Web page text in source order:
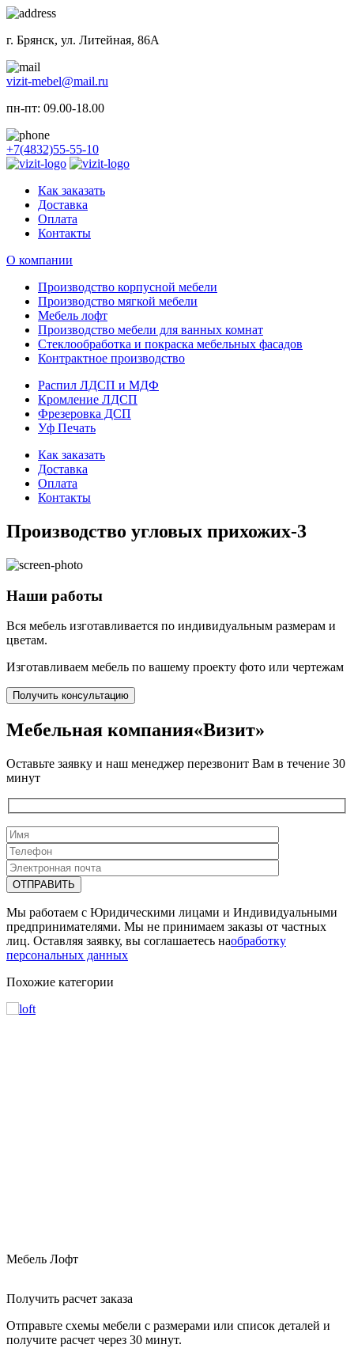
г. Брянск, ул. Литейная, 86А
vizit-mebel@mail.ru
пн-пт: 09.00-18.00
+7(4832)55-55-10
Как заказать
Доставка
Оплата
Контакты
О компании
Производство корпусной мебели
Производство мягкой мебели
Мебель лофт
Производство мебели для ванных комнат
Стеклообработка и покраска мебельных фасадов
Контрактное производство
Распил ЛДСП и МДФ
Кромление ЛДСП
Фрезеровка ДСП
Уф Печать
Как заказать
Доставка
Оплата
Контакты
Производство угловых прихожих-3
Наши работы
Вся мебель изготавливается по индивидуальным размерам и
цветам.
Изготавливаем мебель по вашему проекту фото или чертежам
Получить консультацию
Мебельная компания«Визит»
Оставьте заявку и наш менеджер перезвонит Вам в течение 30
минут
Мы работаем с Юридическими лицами и Индивидуальными
предпринимателями. Мы не принимаем заказы от частных
лиц. Оставляя заявку, вы соглашаетесь наобработку
персональных данных
Похожие категории
Мебель Лофт
Получить расчет заказа
Отправьте схемы мебели с размерами или список деталей и
получите расчет через 30 минут.